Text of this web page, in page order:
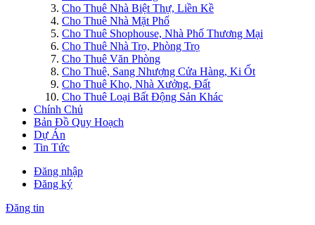
Cho Thuê Nhà Biệt Thự, Liền Kề
Cho Thuê Nhà Mặt Phố
Cho Thuê Shophouse, Nhà Phố Thương Mại
Cho Thuê Nhà Trọ, Phòng Trọ
Cho Thuê Văn Phòng
Cho Thuê, Sang Nhượng Cửa Hàng, Ki Ốt
Cho Thuê Kho, Nhà Xưởng, Đất
Cho Thuê Loại Bất Động Sản Khác
Chính Chủ
Bản Đồ Quy Hoạch
Dự Án
Tin Tức
Đăng nhập
Đăng ký
Đăng tin